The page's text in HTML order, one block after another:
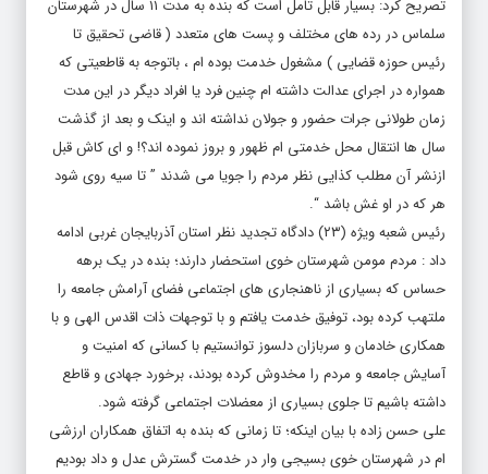
تصریح کرد: بسیار قابل تامل است که بنده به مدت ۱۱ سال در شهرستان
سلماس در رده های مختلف و پست های متعدد ( قاضی تحقیق تا
رئیس حوزه قضایی ) مشغول خدمت بوده ام ، باتوجه به قاطعیتی که
همواره در اجرای عدالت داشته ام چنین فرد یا افراد دیگر در این مدت
زمان طولانی جرات حضور و جولان نداشته اند و اینک و بعد از گذشت
سال ها انتقال محل خدمتی ام ظهور و بروز نموده اند؟! و ای کاش قبل
ازنشر آن مطلب کذایی نظر مردم را جویا می شدند ” تا سیه روی شود
هر که در او غش باشد “.
رئیس شعبه ویژه (۲۳) دادگاه تجدید نظر استان آذربایجان غربی ادامه
داد : مردم مومن شهرستان خوی استحضار دارند؛ بنده در یک برهه
حساس که بسیاری از ناهنجاری های اجتماعی فضای آرامش جامعه را
ملتهب کرده بود، توفیق خدمت یافتم و با توجهات ذات اقدس الهی و با
همکاری خادمان و سربازان دلسوز توانستیم با کسانی که امنیت و
آسایش جامعه و مردم را مخدوش کرده بودند، برخورد جهادی و قاطع
داشته باشیم تا جلوی بسیاری از معضلات اجتماعی گرفته شود.
علی حسن زاده با بیان اینکه؛ تا زمانی که بنده به اتفاق همکاران ارزشی
ام در شهرستان خوی بسیجی وار در خدمت گسترش عدل و داد بودیم